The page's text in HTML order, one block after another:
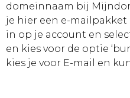
domeinnaam bij
je hier een e-mailpakket
in op je account en
en kies voor de optie
kies je voor E-mail en